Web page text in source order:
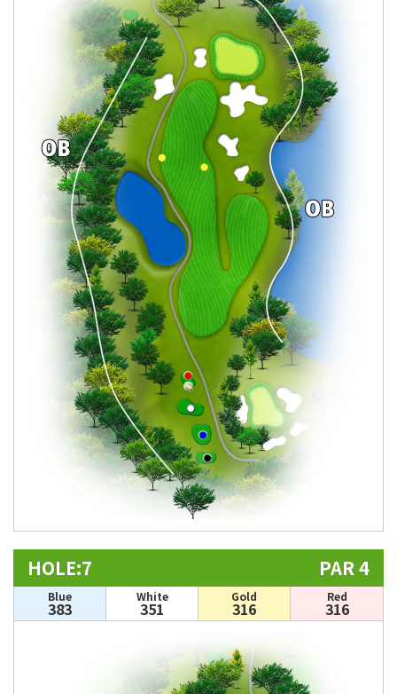
HOLE:7 PAR 4
Blue
383
White
351
Gold
316
Red
316